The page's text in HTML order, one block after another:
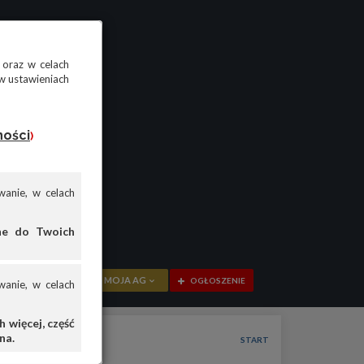
w celach
ustawieniach
)
w celach
do Twoich
w celach
więcej, część
MOJA AG
PRZEGLĄD
OGŁOSZENIE
START